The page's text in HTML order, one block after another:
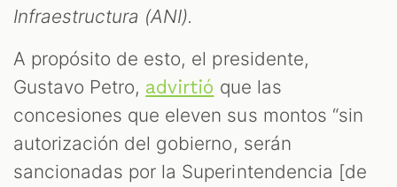
Infraestructura (ANI).
A propósito de esto, el presidente,
Gustavo Petro, advirtió que las
concesiones que eleven sus montos “sin
autorización del gobierno, serán
sancionadas por la Superintendencia [de